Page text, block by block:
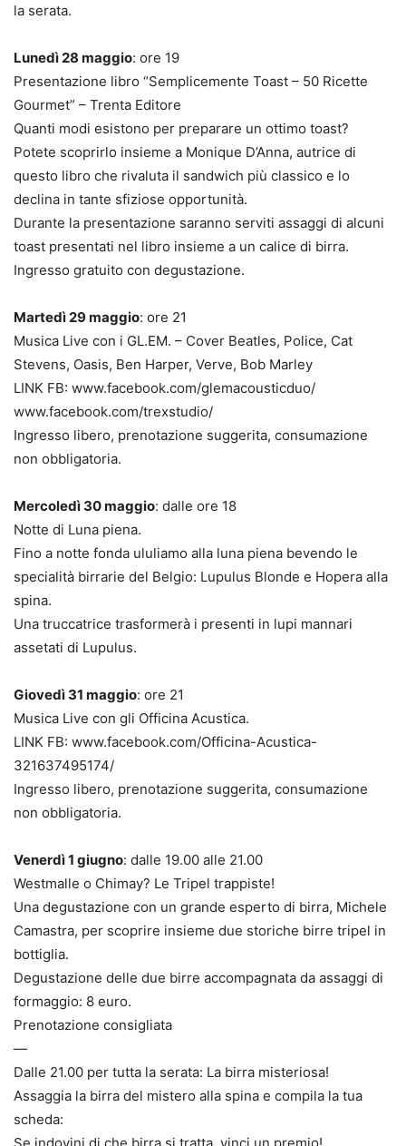
la serata.
Lunedì 28 maggio: ore 19
Presentazione libro “Semplicemente Toast – 50 Ricette
Gourmet” – Trenta Editore
Quanti modi esistono per preparare un ottimo toast?
Potete scoprirlo insieme a Monique D’Anna, autrice di
questo libro che rivaluta il sandwich più classico e lo
declina in tante sfiziose opportunità.
Durante la presentazione saranno serviti assaggi di alcuni
toast presentati nel libro insieme a un calice di birra.
Ingresso gratuito con degustazione.
Martedì 29 maggio: ore 21
Musica Live con i GL.EM. – Cover Beatles, Police, Cat
Stevens, Oasis, Ben Harper, Verve, Bob Marley
LINK FB: www.facebook.com/glemacousticduo/
www.facebook.com/trexstudio/
Ingresso libero, prenotazione suggerita, consumazione
non obbligatoria.
Mercoledì 30 maggio: dalle ore 18
Notte di Luna piena.
Fino a notte fonda ululiamo alla luna piena bevendo le
specialità birrarie del Belgio: Lupulus Blonde e Hopera alla
spina.
Una truccatrice trasformerà i presenti in lupi mannari
assetati di Lupulus.
Giovedì 31 maggio: ore 21
Musica Live con gli Officina Acustica.
LINK FB: www.facebook.com/Officina-Acustica-
321637495174/
Ingresso libero, prenotazione suggerita, consumazione
non obbligatoria.
Venerdì 1 giugno: dalle 19.00 alle 21.00
Westmalle o Chimay? Le Tripel trappiste!
Una degustazione con un grande esperto di birra, Michele
Camastra, per scoprire insieme due storiche birre tripel in
bottiglia.
Degustazione delle due birre accompagnata da assaggi di
formaggio: 8 euro.
Prenotazione consigliata
—
Dalle 21.00 per tutta la serata: La birra misteriosa!
Assaggia la birra del mistero alla spina e compila la tua
scheda: